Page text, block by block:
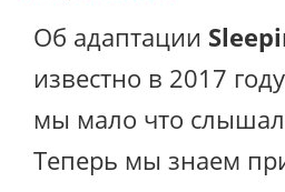
Об адаптации
известно в 2017
мы мало что
Теперь мы знаем